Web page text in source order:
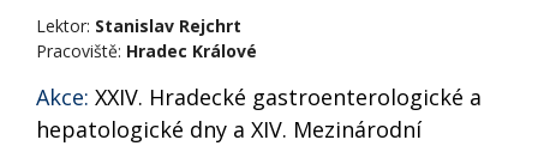
Lektor: Stanislav Rejchrt
Pracoviště: Hradec Králové
Akce: XXIV. Hradecké gastroenterologické a
hepatologické dny a XIV. Mezinárodní